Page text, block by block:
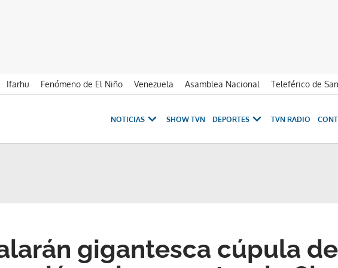
Ifarhu Fenómeno de El Niño Venezuela Asamblea Nacional Teleférico de
NOTICIAS SHOW TVN DEPORTES TVN RADIO
gigantesca cúpula de